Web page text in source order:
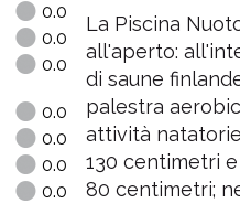
La Piscina
all'aperto:
di saune
palestra
attività
130 centimetri
80 centimetri;
0.0
0.0
0.0
0.0
0.0
0.0
0.0